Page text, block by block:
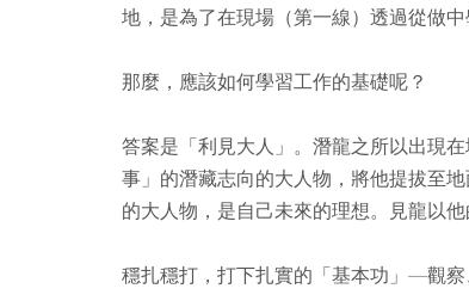
地，是為了在現場（第一線）透過從做中
那麼，應該如何學習工作的基礎呢？
答案是「利見大人」。潛龍之所以出現
事」的潛藏志向的大人物，將他提拔至
的大人物，是自己未來的理想。見龍以
穩扎穩打，打下扎實的「基本功」—觀